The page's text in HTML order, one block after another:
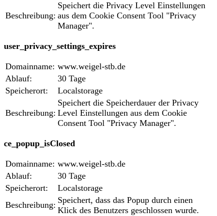
Beschreibung:
Speichert die Privacy Level Einstellungen
aus dem Cookie Consent Tool "Privacy
Manager".
user_privacy_settings_expires
Domainname: www.weigel-stb.de
Ablauf:
30 Tage
Speicherort:
Localstorage
Beschreibung:
Speichert die Speicherdauer der Privacy
Level Einstellungen aus dem Cookie
Consent Tool "Privacy Manager".
ce_popup_isClosed
Domainname: www.weigel-stb.de
Ablauf:
30 Tage
Speicherort:
Localstorage
Beschreibung: Speichert, dass das Popup durch einen
Klick des Benutzers geschlossen wurde.